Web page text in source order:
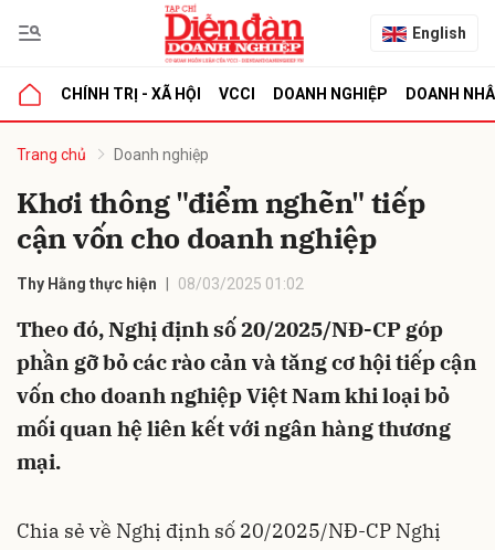
English
CHÍNH TRỊ - XÃ HỘI VCCI DOANH NGHIỆP DOANH
Trang chủ Doanh nghiệp
Khơi thông "điểm nghẽn" tiếp
cận vốn cho doanh nghiệp
Thy Hằng thực hiện 08/03/2025 01:02
Theo đó, Nghị định số 20/2025/NĐ-CP góp
phần gỡ bỏ các rào cản và tăng cơ hội tiếp cận
vốn cho doanh nghiệp Việt Nam khi loại bỏ
mối quan hệ liên kết với ngân hàng thương
mại.
Chia sẻ về Nghị định số 20/2025/NĐ-CP Nghị
luận
Hủy